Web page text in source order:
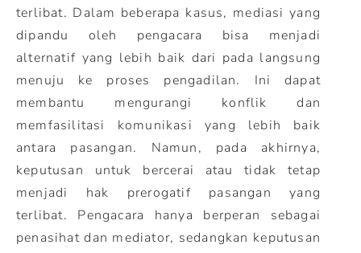
terlibat. Dalam beberapa kasus, mediasi yang
dipandu oleh pengacara bisa menjadi
alternatif yang lebih baik dari pada langsung
menuju ke proses pengadilan. Ini dapat
membantu mengurangi konflik dan
memfasilitasi komunikasi yang lebih baik
antara pasangan. Namun, pada akhirnya,
keputusan untuk bercerai atau tidak tetap
menjadi hak prerogatif pasangan yang
terlibat. Pengacara hanya berperan sebagai
penasihat dan mediator, sedangkan keputusan